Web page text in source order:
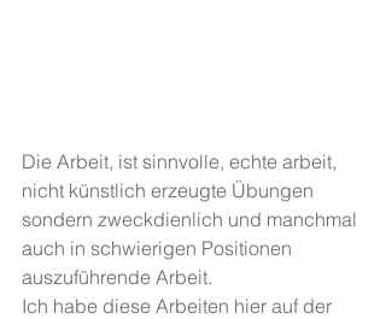
Die Arbeit, ist sinnvolle, echte arbeit,
nicht künstlich erzeugte Übungen
sondern zweckdienlich und manchmal
auch in schwierigen Positionen
auszuführende Arbeit.
Ich habe diese Arbeiten hier auf der